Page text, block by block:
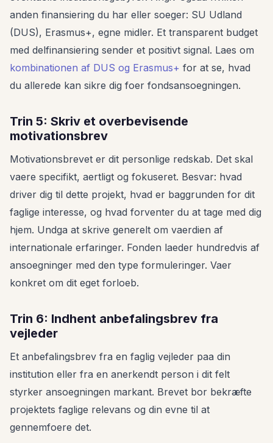
anden finansiering du har eller soeger: SU Udland
(DUS), Erasmus+, egne midler. Et transparent budget
med delfinansiering sender et positivt signal. Laes om
kombinationen af DUS og Erasmus+ for at se, hvad
du allerede kan sikre dig foer fondsansoegningen.
Trin 5: Skriv et overbevisende
motivationsbrev
Motivationsbrevet er dit personlige redskab. Det skal
vaere specifikt, aertligt og fokuseret. Besvar: hvad
driver dig til dette projekt, hvad er baggrunden for dit
faglige interesse, og hvad forventer du at tage med dig
hjem. Undga at skrive generelt om vaerdien af
internationale erfaringer. Fonden laeder hundredvis af
ansoegninger med den type formuleringer. Vaer
konkret om dit eget forloeb.
Trin 6: Indhent anbefalingsbrev fra
vejleder
Et anbefalingsbrev fra en faglig vejleder paa din
institution eller fra en anerkendt person i dit felt
styrker ansoegningen markant. Brevet bor bekræfte
projektets faglige relevans og din evne til at
gennemfoere det.